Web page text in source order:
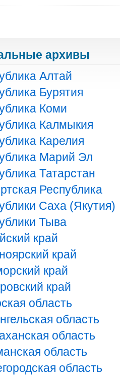
архивы
Алтай
Бурятия
Коми
Калмыкия
Карелия
Марий Эл
Татарстан
Республика
Саха (Якутия)
Тыва
край
край
край
край
область
область
область
область
область